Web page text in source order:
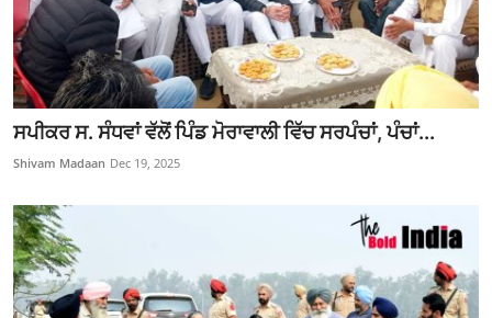
ਸਪੀਕਰ ਸ. ਸੰਧਵਾਂ ਵੱਲੋਂ ਪਿੰਡ ਮੋਰਾਵਾਲੀ ਵਿੱਚ ਸਰਪੰਚਾਂ, ਪੰਚਾਂ...
Shivam Madaan Dec 19, 2025